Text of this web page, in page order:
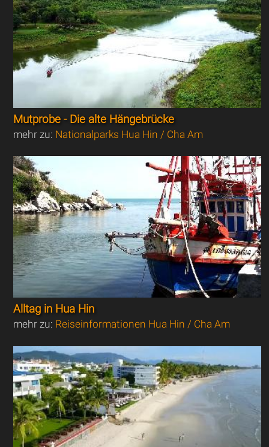
Mutprobe - Die alte Hängebrücke
mehr zu: Nationalparks Hua Hin / Cha Am
Alltag in Hua Hin
mehr zu: Reiseinformationen Hua Hin / Cha Am